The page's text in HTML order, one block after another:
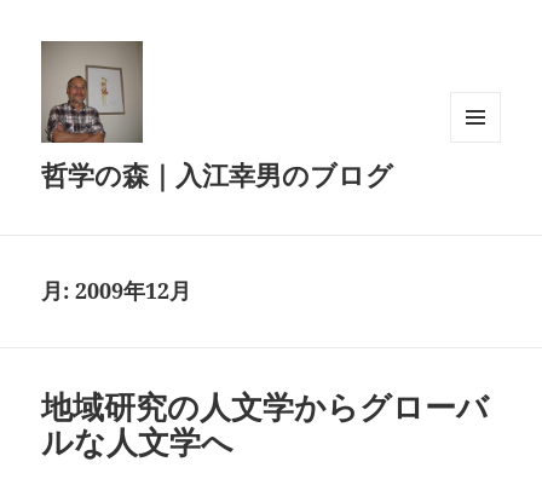
哲学の森｜入江幸男のブログ
月:2009年12月
地域研究の人文学からグローバ
ルな人文学へ